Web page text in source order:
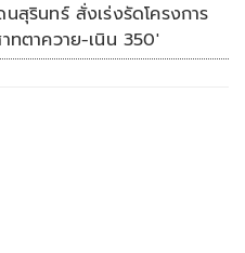
สุรินทร์ สั่งเร่งรัดโครงการ
ทตาควาย-เนิน 350'